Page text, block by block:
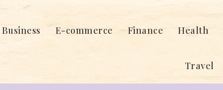
Business E-commerce Finance Health
Travel